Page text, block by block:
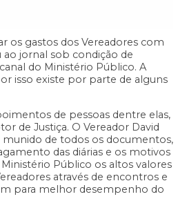
os gastos dos Vereadores com
jornal sob condição de
do Ministério Público. A
isso existe por parte de alguns
de pessoas dentre elas,
de Justiça. O Vereador David
munido de todos os documentos,
das diárias e os motivos
Público os altos valores
através de encontros e
para melhor desempenho do